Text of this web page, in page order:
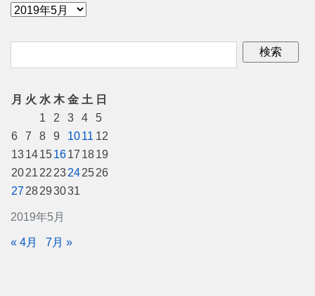
2019年5月
月 火 水 木 金 土 日
1
2 3 4
5
6
7 8 9 1011 12
1314151617 1819
2021 22 23242526
27 28293031
« 4月 7月 »